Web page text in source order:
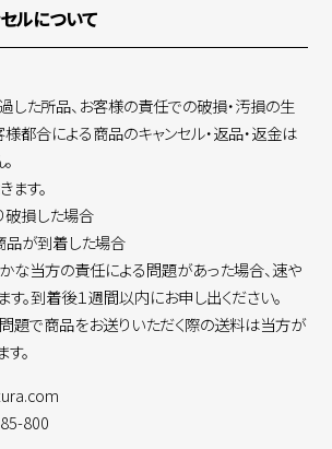
ルについて
た所品、お客様の責任での破損・汚損の生
様都合による商品のキャンセル・返品・返金は
す。
破損した場合
品が到着した場合
な当方の責任による問題があった場合、速や
。到着後１週間以内にお申し出ください。
題で商品をお送りいただく際の送料は当方が
。
800